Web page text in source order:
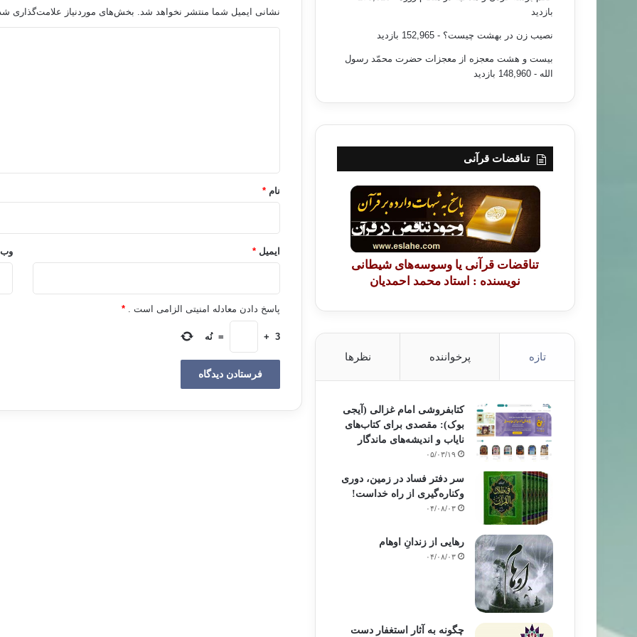
نشانی ایمیل شما منتشر نخواهد شد. بخش‌های موردنیاز علامت‌گذاری
نام *
ایمیل *
پاسخ دادن معادله امنیتی الزامی است . *
3
+
= نُه
بازدید
نصیب زن در بهشت چیست؟ - 152,965 بازدید
بیست و هشت معجزه از معجزات حضرت محمّد رسول
الله - 148,960 بازدید
تناقضات قرآنی
تناقضات قرآنی یا وسوسه‌های شیطانی
نویسنده : استاد محمد احمدیان
تازه پرخواننده نظرها
کتابفروشی امام غزالی (آیجی
بوک): مقصدی برای کتاب‌های
نایاب و اندیشه‌های ماندگار
۰۵/۰۳/۱۹
سر دفتر فساد در زمین‌، دوری
وکناره‌گیری از راه خداست‌!
۰۴/۰۸/۰۳
رهایی از زندانِ اوهام
۰۴/۰۸/۰۳
چگونه به آثار استغفار دست